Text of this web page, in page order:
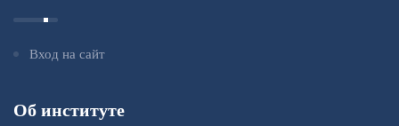
Вход на сайт
Об институте